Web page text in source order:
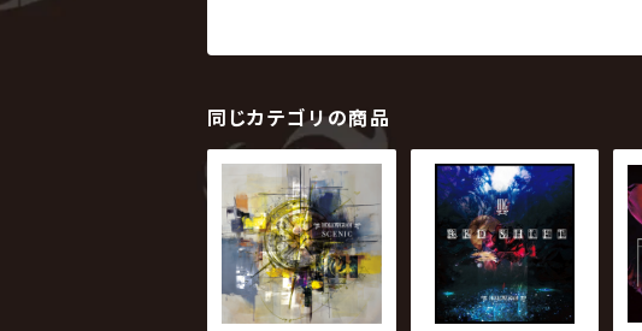
同じカテゴリの商品